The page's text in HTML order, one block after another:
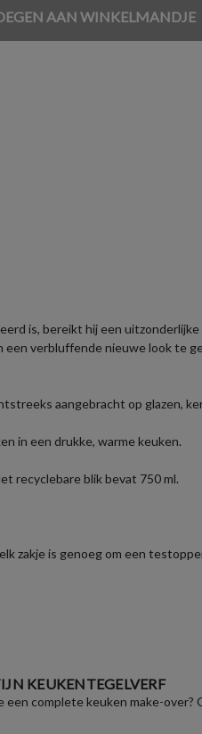
is, bereikt hij een
een verbluffende nieuwe look te
aangebracht op glazen,
in een drukke, warme keuken.
recyclebare blik bevat 750 ml.
zakje is genoeg om een
KEUKENTEGELVERF
een complete keuken make-over?